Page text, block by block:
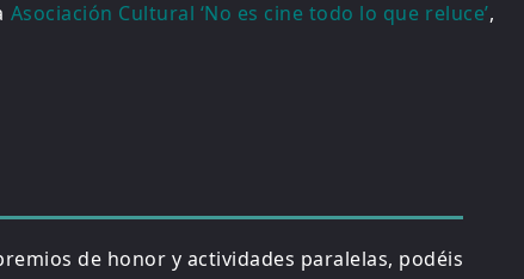
Asociación Cultural ‘No es cine todo lo que reluce’,
de honor y actividades paralelas, podéis